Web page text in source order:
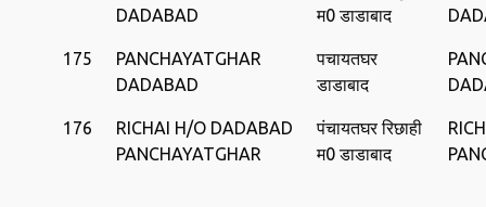
DADABAD
म0 डाडाबाद
175
PANCHAYATGHAR
DADABAD
पचायतघर
डाडाबाद
176
RICHAI H/O DADABAD
PANCHAYATGHAR
पंचायतघर रिछाही
म0 डाडाबाद